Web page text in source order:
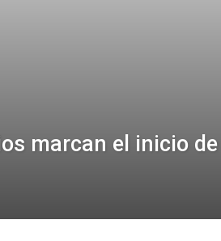
marcan el inicio